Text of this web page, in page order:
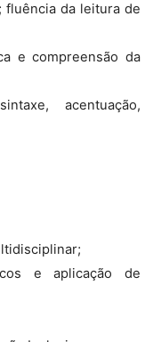
fluência da leitura de
e compreensão da
acentuação,
e aplicação de